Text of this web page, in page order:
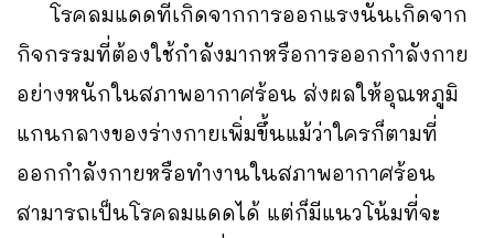
โรคลมแดดที่เกิดจากการออกแรงนั้นเกิดจาก
กิจกรรมที่ต้องใช้กำลังมากหรือการออกกำลังกาย
อย่างหนักในสภาพอากาศร้อน ส่งผลให้อุณหภูมิ
แกนกลางของร่างกายเพิ่มขึ้นแม้ว่าใครก็ตามที่
ออกกำลังกายหรือทำงานในสภาพอากาศร้อน
สามารถเป็นโรคลมแดดได้ แต่ก็มีแนวโน้มที่จะ